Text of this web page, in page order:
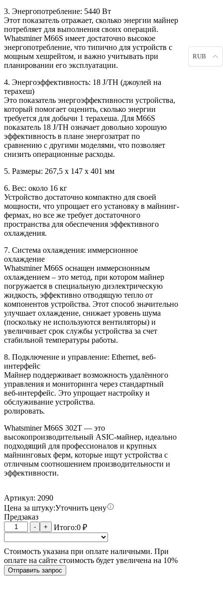
3. Энергопотребление: 5440 Вт
Этот показатель отражает, сколько энергии майнер
потребляет для выполнения своих операций.
Whatsminer M66S имеет достаточно высокое
энергопотребление, что типично для устройств с
мощным хешрейтом, и важно учитывать при
планировании его эксплуатации.
4. Энергоэффективность: 18 J/TH (джоулей на
терахеш)
Это показатель энергоэффективности устройства,
который помогает оценить, сколько энергии
требуется для добычи 1 терахеша. Для M66S
показатель 18 J/TH означает довольно хорошую
эффективность в плане энергозатрат по
сравнению с другими моделями, что позволяет
снизить операционные расходы.
5. Размеры: 267,5 х 147 х 401 мм
6. Вес: около 16 кг
Устройство достаточно компактно для своей
мощности, что упрощает его установку в майнинг-
фермах, но все же требует достаточного
пространства для обеспечения эффективного
охлаждения.
7. Система охлаждения: иммерсионное
охлаждение
Whatsminer M66S оснащен иммерсионным
охлаждением – это метод, при котором майнер
погружается в специальную диэлектрическую
жидкость, эффективно отводящую тепло от
компонентов устройства. Этот способ значительно
улучшает охлаждение, снижает уровень шума
(поскольку не используются вентиляторы) и
увеличивает срок службы устройства за счет
стабильной температуры работы.
8. Подключение и управление: Ethernet, веб-
интерфейс
Майнер поддерживает возможность удалённого
управления и мониторинга через стандартный
веб-интерфейс. Это упрощает настройку и
обслуживание устройства.
ролировать.
Whatsminer M66S 302T — это
высокопроизводительный ASIC-майнер, идеально
подходящий для профессионалов и крупных
майнинговых ферм, которые ищут устройства с
отличным соотношением производительности и
эффективности.
Артикул: 2090
Цена за штуку:Уточнить цену
Предзаказ
Количество
товара
Whatsminer
M66S
18W
302T
- + Итого:0₽
Стоимость указана при оплате наличными. При
оплате на сайте стоимость будет увеличена на 10%
Отправить запрос
RUB